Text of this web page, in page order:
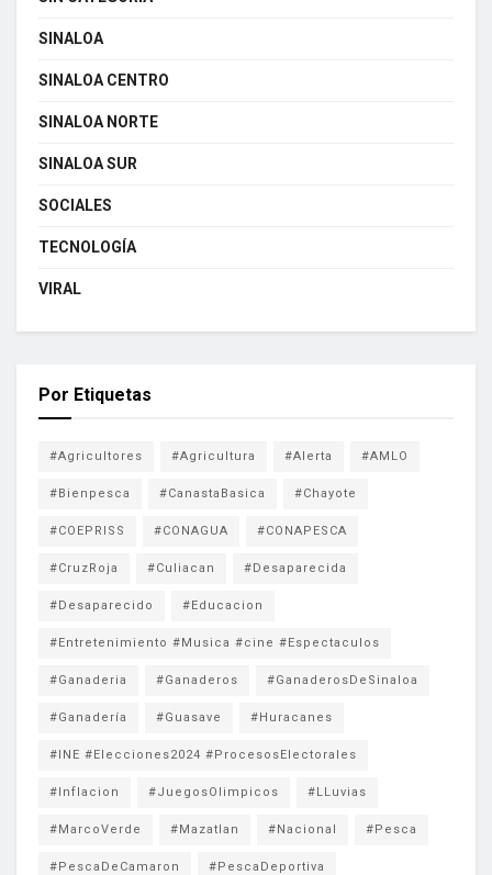
SINALOA
SINALOA CENTRO
SINALOA NORTE
SINALOA SUR
SOCIALES
TECNOLOGÍA
VIRAL
Por Etiquetas
#Agricultores #Agricultura #Alerta #AMLO
#Bienpesca #CanastaBasica #Chayote
#COEPRISS #CONAGUA #CONAPESCA
#CruzRoja #Culiacan #Desaparecida
#Desaparecido #Educacion
#Entretenimiento #Musica #cine #Espectaculos
#Ganaderia #Ganaderos #GanaderosDeSinaloa
#Ganadería #Guasave #Huracanes
#INE #Elecciones2024 #ProcesosElectorales
#Inflacion #JuegosOlimpicos #LLuvias
#MarcoVerde #Mazatlan #Nacional #Pesca
#PescaDeCamaron #PescaDeportiva